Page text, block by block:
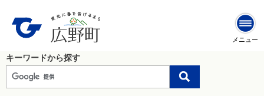
メニュー
キーワードから探す